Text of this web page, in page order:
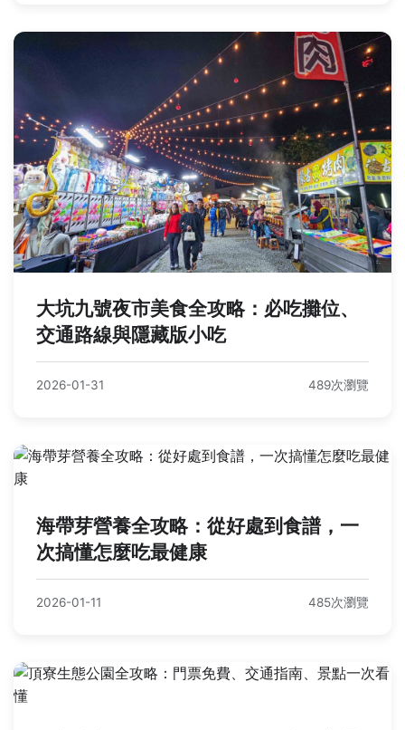
大坑九號夜市美食全攻略：必吃攤位、
交通路線與隱藏版小吃
2026-01-31 489次瀏覽
海帶芽營養全攻略：從好處到食譜，一
次搞懂怎麼吃最健康
2026-01-11 485次瀏覽